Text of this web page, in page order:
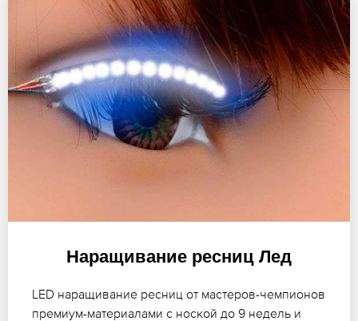
Наращивание ресниц Лед
LED наращивание ресниц от мастеров-чемпионов
премиум-материалами с ноской до 9 недель и